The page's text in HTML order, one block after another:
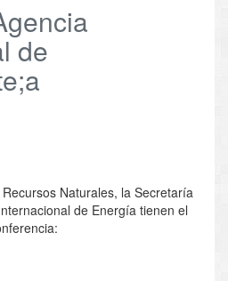
de
Naturales, la Secretaría
de Energía tienen el